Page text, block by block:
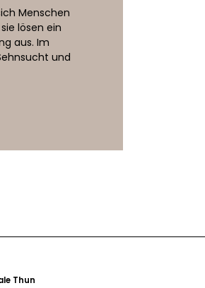
Menschen
lösen ein
aus. Im
und
Thun